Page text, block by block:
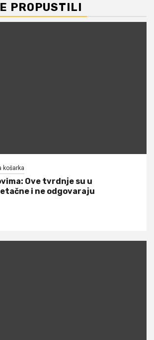
PROPUSTILI
košarka
​Ove tvrdnje su u
i ne odgovaraju